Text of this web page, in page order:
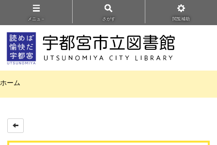
メニュ－ さがす 閲覧補助
ホーム